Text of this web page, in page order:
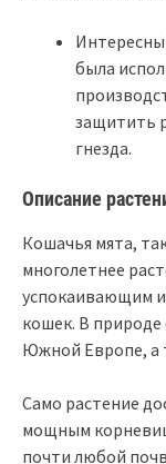
была
защитить
гнезда.
Описание
Кошачья мята,
многолетнее
успокаивающим
кошек. В
Южной Европе, а
Само растение
мощным
почти любой